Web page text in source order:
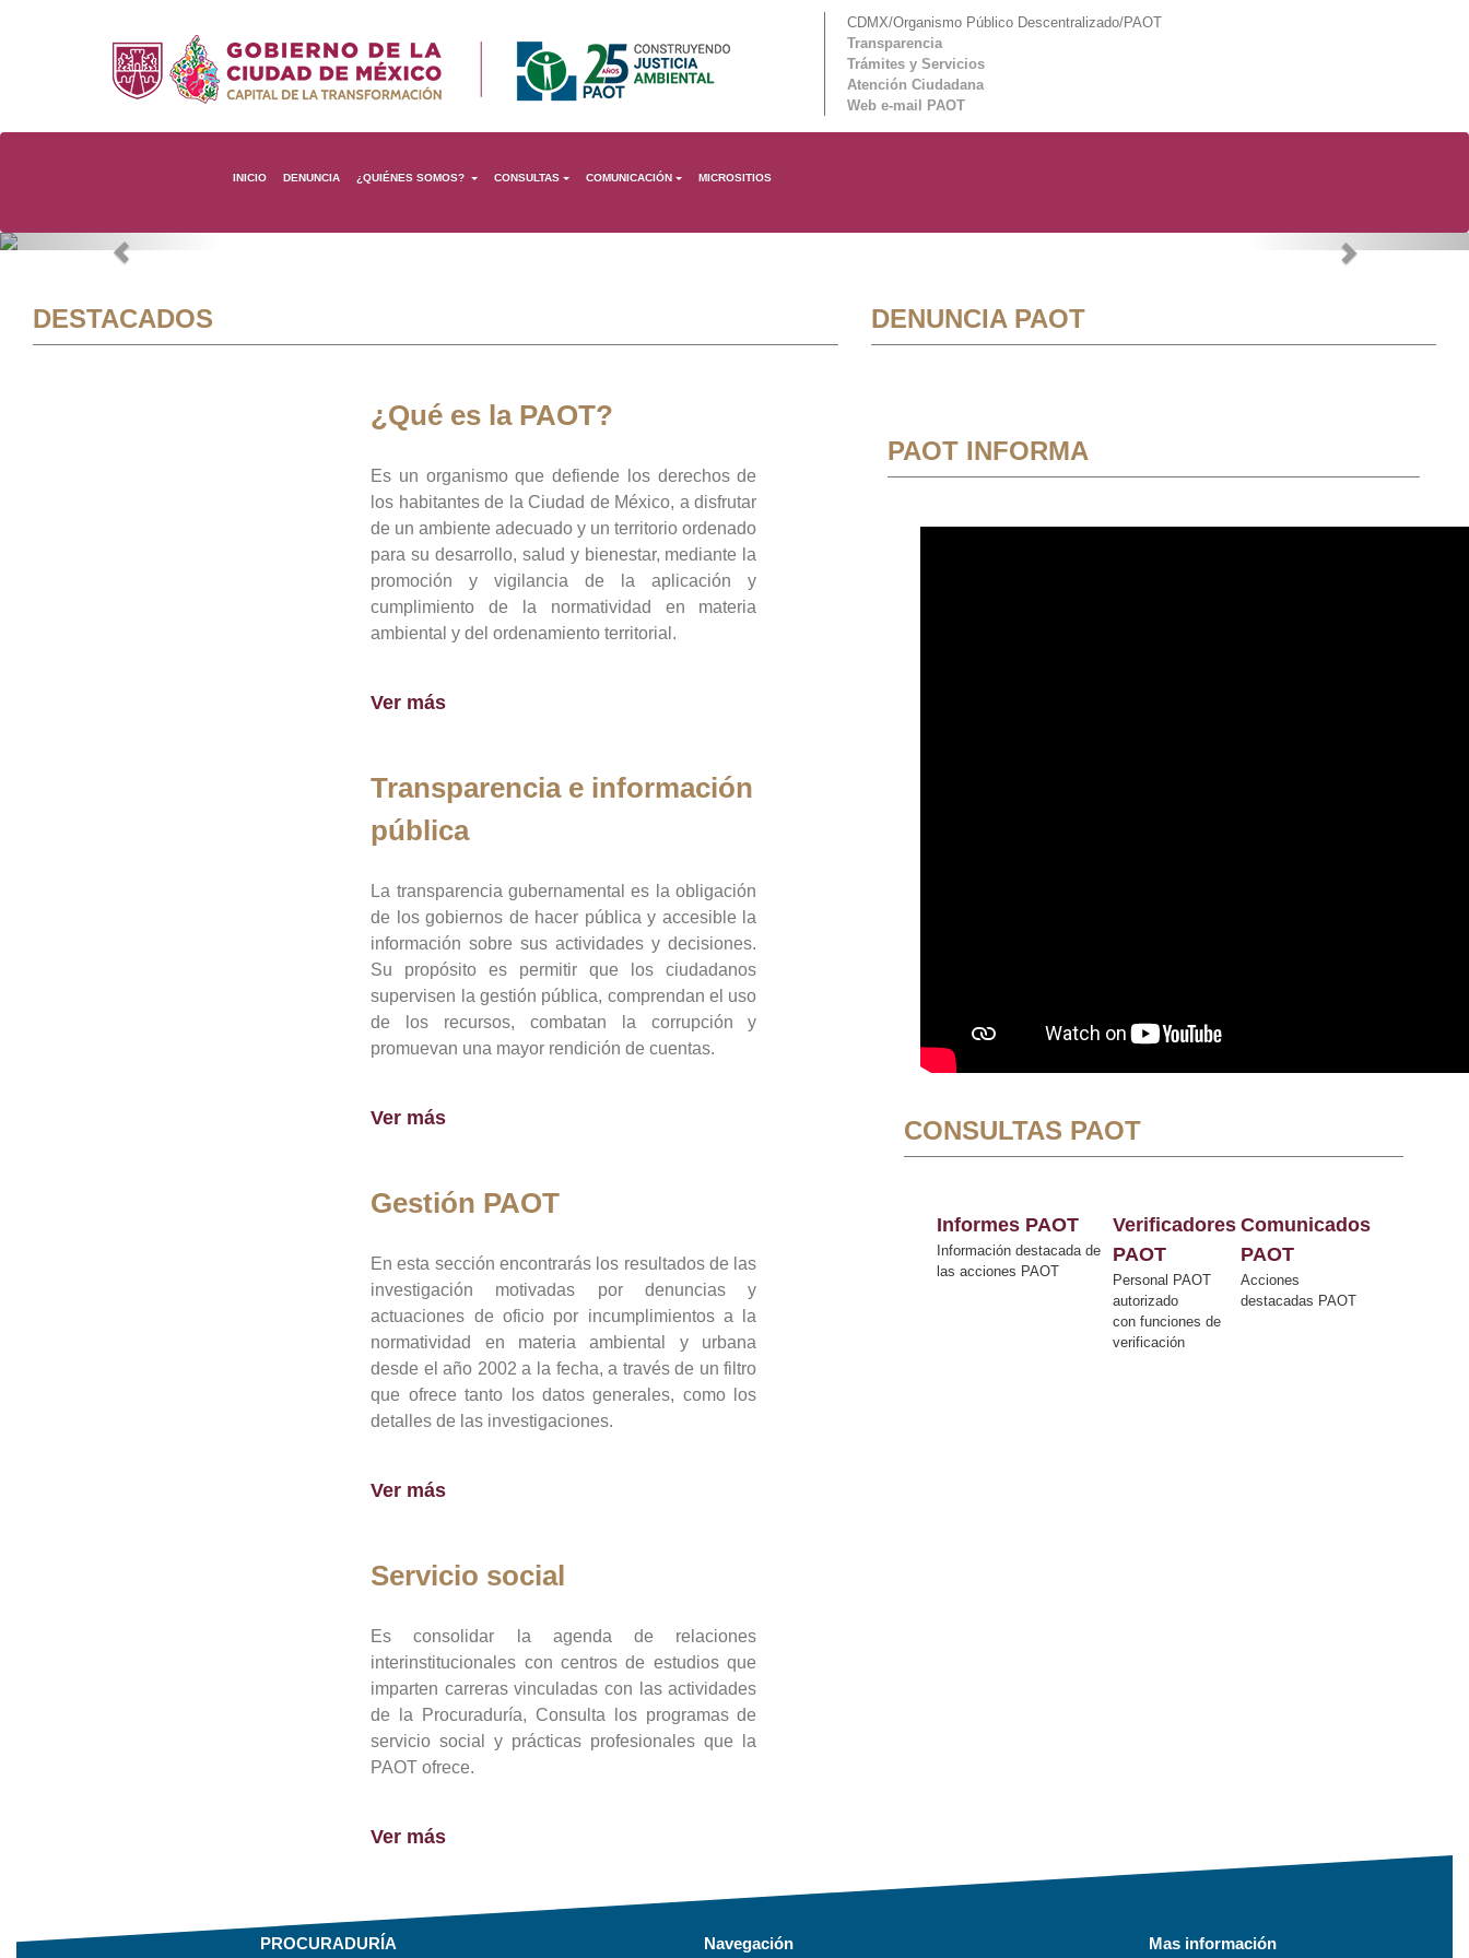
CDMX/Organismo Público Descentralizado/PAOT
Transparencia
Trámites y Servicios
Atención Ciudadana
Web e-mail PAOT
INICIO DENUNCIA ¿QUIÉNES SOMOS? CONSULTAS COMUNICACIÓN MICROSITIOS
Previous Next
DESTACADOS
¿Qué es la PAOT?
Es un organismo que defiende los derechos de
los habitantes de la Ciudad de México, a disfrutar
de un ambiente adecuado y un territorio ordenado
para su desarrollo, salud y bienestar, mediante la
promoción y vigilancia de la aplicación y
cumplimiento de la normatividad en materia
ambiental y del ordenamiento territorial.
Ver más
Transparencia e información
pública
La transparencia gubernamental es la obligación
de los gobiernos de hacer pública y accesible la
información sobre sus actividades y decisiones.
Su propósito es permitir que los ciudadanos
supervisen la gestión pública, comprendan el uso
de los recursos, combatan la corrupción y
promuevan una mayor rendición de cuentas.
Ver más
Gestión PAOT
En esta sección encontrarás los resultados de las
investigación motivadas por denuncias y
actuaciones de oficio por incumplimientos a la
normatividad en materia ambiental y urbana
desde el año 2002 a la fecha, a través de un filtro
que ofrece tanto los datos generales, como los
detalles de las investigaciones.
Ver más
Servicio social
Es consolidar la agenda de relaciones
interinstitucionales con centros de estudios que
imparten carreras vinculadas con las actividades
de la Procuraduría, Consulta los programas de
servicio social y prácticas profesionales que la
PAOT ofrece.
Ver más
DENUNCIA PAOT
PAOT INFORMA
CONSULTAS PAOT
Informes PAOT
Información destacada de
las acciones PAOT
Verificadores
PAOT
Personal PAOT
autorizado
con funciones de
verificación
Comunicados
PAOT
Acciones
destacadas PAOT
PROCURADURÍA Navegación Mas información